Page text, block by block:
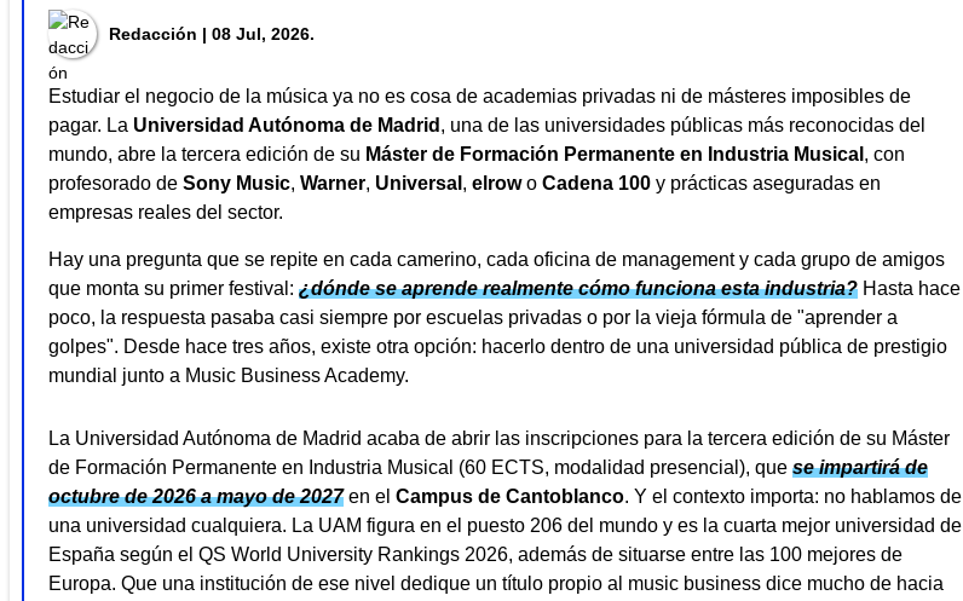
Redacción | 08 Jul, 2026.
Estudiar el negocio de la música ya no es cosa de academias privadas ni de másteres imposibles de
pagar. La Universidad Autónoma de Madrid , una de las universidades públicas más reconocidas del
mundo, abre la tercera edición de su Máster de Formación Permanente en Industria Musical , con
profesorado de Sony Music, Warner, Universal , elrowo Cadena 100 y prácticas aseguradas en
empresas reales del sector.
Hay una pregunta que se repite en cada camerino, cada oficina de management y cada grupo de amigos
que monta su primer festival: ¿dónde se aprende realmente cómo funciona esta industria? Hasta hace
poco, la respuesta pasaba casi siempre por escuelas privadas o por la vieja fórmula de "aprender a
golpes". Desde hace tres años, existe otra opción: hacerlo dentro de una universidad pública de prestigio
mundial junto a Music Business Academy.
La Universidad Autónoma de Madrid acaba de abrir las inscripciones para la tercera edición de su Máster
de Formación Permanente en Industria Musical (60 ECTS, modalidad presencial), que se impartirá de
octubre de 2026 a mayo de 2027en el Campus de Cantoblanco. Y el contexto importa: no hablamos de
una universidad cualquiera. La UAM figura en el puesto 206 del mundo y es la cuarta mejor universidad de
España según el QS World University Rankings 2026, además de situarse entre las 100 mejores de
Europa. Que una institución de ese nivel dedique un título propio al music business dice mucho de hacia